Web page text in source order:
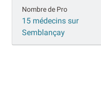
Nombre de Pro
15 médecins sur
Semblançay